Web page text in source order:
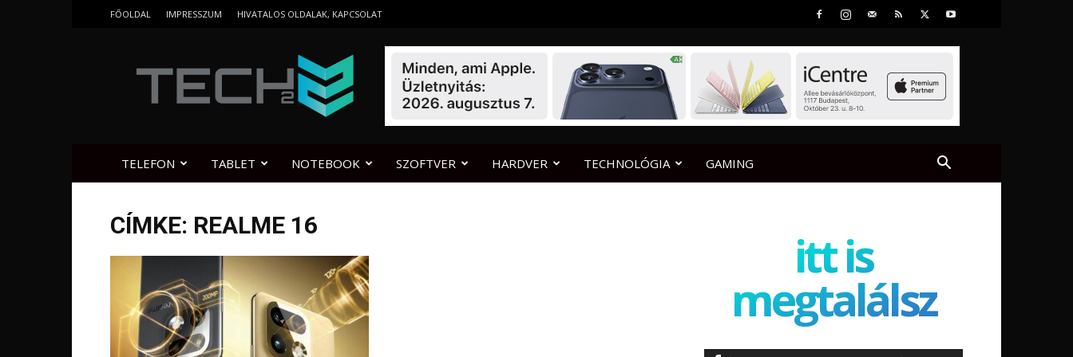
FŐOLDAL IMPRESSZUM HIVATALOS OLDALAK, KAPCSOLAT
TELEFON TABLET NOTEBOOK SZOFTVER HARDVER TECHNOLÓGIA GAMING
CÍMKE: REALME 16
itt is
megtalálsz